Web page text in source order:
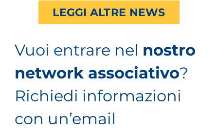
LEGGI ALTRE NEWS
Vuoi entrare nel nostro
network associativo?
Richiedi informazioni
con un’email